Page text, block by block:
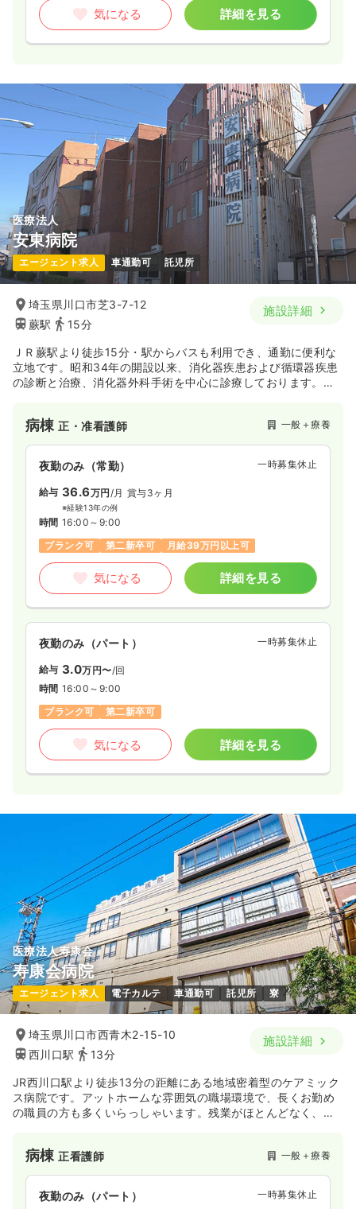
気になる 詳細を見る
医療法人
安東病院
エージェント求人 車通勤可 託児所
埼玉県川口市芝3-7-12
蕨駅
15分
施設詳細
ＪＲ蕨駅より徒歩15分・駅からバスも利用でき、通勤に便利な
立地です。昭和34年の開設以来、消化器疾患および循環器疾患
の診断と治療、消化器外科手術を中心に診療しております。内
病棟正・准看護師 一般＋療養
夜勤のみ（常勤） 一時募集休止
給与 36.6万円 /月 賞与3ヶ月
※経験13年の例
時間 16:00～9:00
ブランク可
第二新卒可 月給39万円以上可
気になる 詳細を見る
夜勤のみ（パート） 一時募集休止
給与 3.0万円〜/回
時間 16:00～9:00
ブランク可
第二新卒可
気になる 詳細を見る
医療法人寿康会
寿康会病院
エージェント求人 電子カルテ 車通勤可 託児所 寮
埼玉県川口市西青木2-15-10
西川口駅
13分
施設詳細
JR西川口駅より徒歩13分の距離にある地域密着型のケアミック
ス病院です。アットホームな雰囲気の職場環境で、長くお勤め
の職員の方も多くいらっしゃいます。残業がほとんどなく、家
病棟正看護師 一般＋療養
夜勤のみ（パート） 一時募集休止